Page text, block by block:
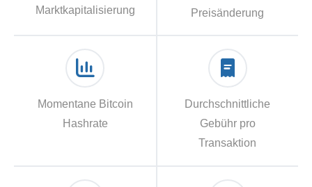
Marktkapitalisierung
Preisänderung
Momentane Bitcoin
Hashrate
Durchschnittliche
Gebühr pro
Transaktion